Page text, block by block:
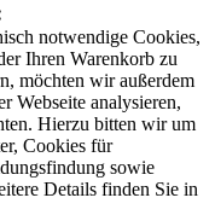
notwendige Cookies,
Ihren Warenkorb zu
möchten wir außerdem
Webseite analysieren,
Hierzu bitten wir um
Cookies für
sowie
Details finden Sie in